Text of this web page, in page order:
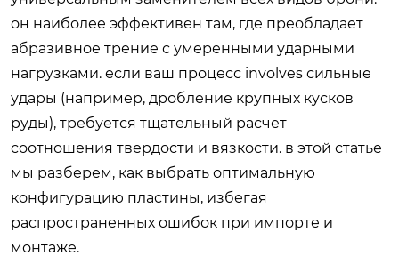
он наиболее эффективен там, где преобладает
абразивное трение с умеренными ударными
нагрузками. если ваш процесс involves сильные
удары (например, дробление крупных кусков
руды), требуется тщательный расчет
соотношения твердости и вязкости. в этой статье
мы разберем, как выбрать оптимальную
конфигурацию пластины, избегая
распространенных ошибок при импорте и
монтаже.